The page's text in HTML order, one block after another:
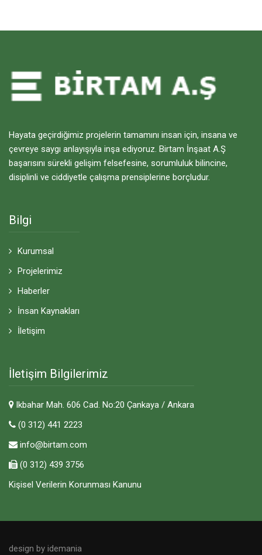
Hayata geçirdiğimiz projelerin tamamını insan için, insana ve
çevreye saygı anlayışıyla inşa ediyoruz. Birtam İnşaat A.Ş
başarısını sürekli gelişim felsefesine, sorumluluk bilincine,
disiplinli ve ciddiyetle çalışma prensiplerine borçludur.
Bilgi
Kurumsal
Projelerimiz
Haberler
İnsan Kaynakları
İletişim
İletişim Bilgilerimiz
lkbahar Mah. 606 Cad. No:20 Çankaya / Ankara
(0 312) 441 2223
info@birtam.com
(0 312) 439 3756
Kişisel Verilerin Korunması Kanunu
design by idemania